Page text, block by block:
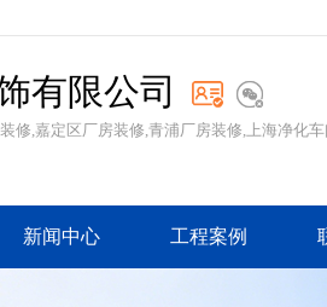
有限公司
修,嘉定区厂房装修,青浦厂房装修,上海净化
新闻中心 工程案例